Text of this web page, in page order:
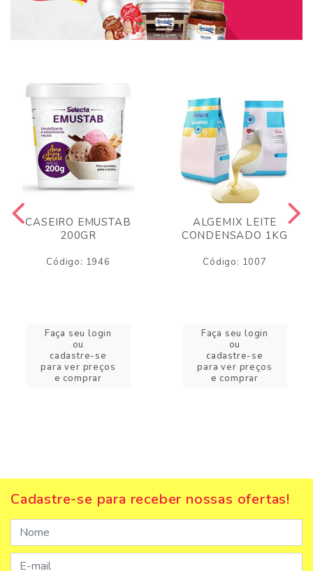
CASEIRO EMUSTAB
200GR
Código: 1946
Faça seu login
ou
cadastre-se
para ver preços
e comprar
ALGEMIX LEITE
CONDENSADO 1KG
Código: 1007
Faça seu login
ou
cadastre-se
para ver preços
e comprar
Cadastre-se para receber nossas ofertas!